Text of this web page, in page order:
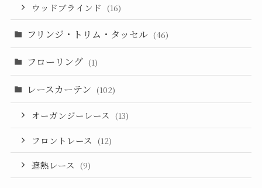
ウッドブラインド (16)
フリンジ・トリム・タッセル (46)
フローリング (1)
レースカーテン (102)
オーガンジーレース (13)
フロントレース (12)
遮熱レース (9)